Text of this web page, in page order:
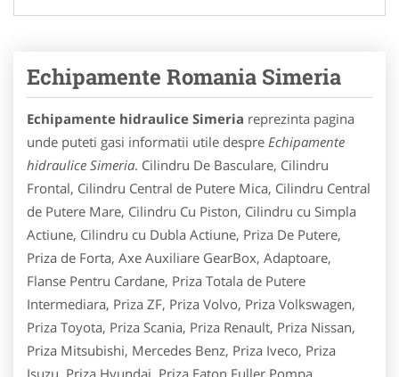
Echipamente Romania Simeria
Echipamente hidraulice Simeria reprezinta pagina
unde puteti gasi informatii utile despre Echipamente
hidraulice Simeria. Cilindru De Basculare, Cilindru
Frontal, Cilindru Central de Putere Mica, Cilindru Central
de Putere Mare, Cilindru Cu Piston, Cilindru cu Simpla
Actiune, Cilindru cu Dubla Actiune, Priza De Putere,
Priza de Forta, Axe Auxiliare GearBox, Adaptoare,
Flanse Pentru Cardane, Priza Totala de Putere
Intermediara, Priza ZF, Priza Volvo, Priza Volkswagen,
Priza Toyota, Priza Scania, Priza Renault, Priza Nissan,
Priza Mitsubishi, Mercedes Benz, Priza Iveco, Priza
Isuzu, Priza Hyundai, Priza Eaton Fuller,Pompa